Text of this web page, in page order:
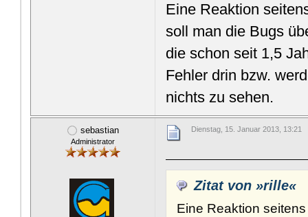
Eine Reaktion
soll man die Bugs
die schon seit 1,5
Fehler drin bzw.
nichts zu sehen.
sebastian
Administrator
Dienstag, 15. Januar 2013, 13:21
Zitat von »rille«
Eine Reaktion